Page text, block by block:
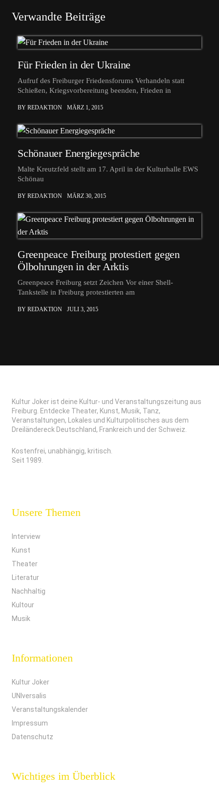
Verwandte Beiträge
Für Frieden in der Ukraine
Aufruf des Freiburger Friedensforums Verhandeln statt
Schießen, Kriegsvorbereitung beenden, Frieden in
BY REDAKTION MÄRZ 1, 2015
Schönauer Energiegespräche
Malte Kreutzfeld stellt am 17. April in der Kulturhalle EWS
Schönau
BY REDAKTION MÄRZ 30, 2015
Greenpeace Freiburg protestiert gegen
Ölbohrungen in der Arktis
Greenpeace Freiburg setzt Zeichen Vor einer Shell-
Tankstelle in Freiburg protestierten am
BY REDAKTION JULI 3, 2015
Kultur Joker ist deine Kultur- und Veranstaltungszeitung aus
Freiburg. Entdecke Theater, Kunst, Musik, Tanz,
Veranstaltungen, Lokales und Kulturpolitisches aus dem
Dreiländereck Deutschland, Frankreich und der Schweiz.
Kostenfrei, unabhängig, kritisch.
Seit 1989.
Unsere Themen
Interview
Kunst
Theater
Literatur
Nachhaltig
Kultour
Musik
Informationen
Kultur Joker
UNIversalis
Veranstaltungskalender
Impressum
Datenschutz
Wichtiges im Überblick